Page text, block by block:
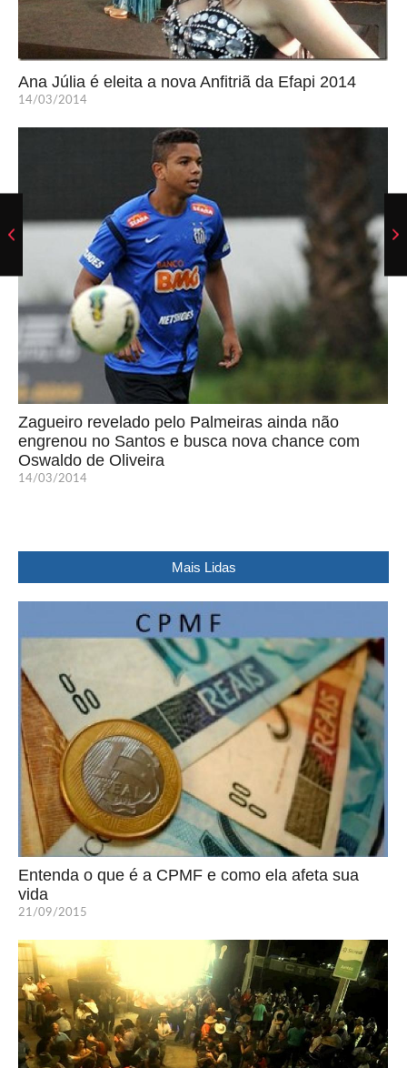
Ana Júlia é eleita a nova Anfitriã da Efapi 2014
14/03/2014
Zagueiro revelado pelo Palmeiras ainda não
engrenou no Santos e busca nova chance com
Oswaldo de Oliveira
14/03/2014
Mais Lidas
Entenda o que é a CPMF e como ela afeta sua
vida
21/09/2015